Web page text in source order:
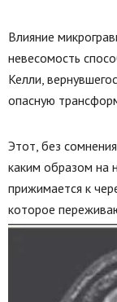
Влияние
невесомость
Келли,
опасную
Этот, без
каким образом на
прижимается к
которое